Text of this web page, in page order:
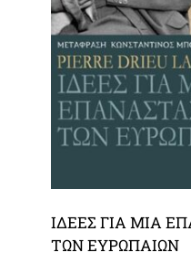
ΙΔΕΕΣ ΓΙΑ ΜΙΑ
ΤΩΝ ΕΥΡΩΠΑΙΩΝ